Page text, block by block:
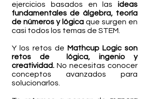
ejercicios basados en las ideas
fundamentales de álgebra, teoría
de números y lógica que surgen en
casi todos los temas de STEM.
Y los retos de Mathcup Logic son
retos de lógica, ingenio y
creatividad. No necesitas conocer
conceptos avanzados para
solucionarlos.